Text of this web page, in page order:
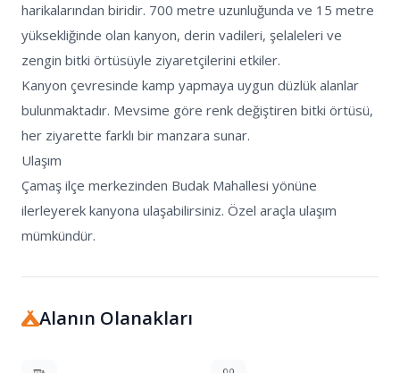
harikalarından biridir. 700 metre uzunluğunda ve 15 metre
yüksekliğinde olan kanyon, derin vadileri, şelaleleri ve
zengin bitki örtüsüyle ziyaretçilerini etkiler.
Kanyon çevresinde kamp yapmaya uygun düzlük alanlar
bulunmaktadır. Mevsime göre renk değiştiren bitki örtüsü,
her ziyarette farklı bir manzara sunar.
Ulaşım
Çamaş ilçe merkezinden Budak Mahallesi yönüne
ilerleyerek kanyona ulaşabilirsiniz. Özel araçla ulaşım
mümkündür.
Alanın Olanakları